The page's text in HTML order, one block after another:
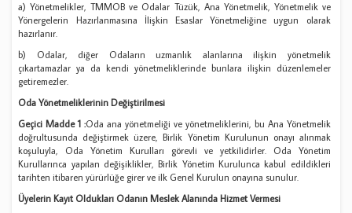
a) Yönetmelikler, TMMOB ve Odalar Tüzük, Ana Yönetmelik, Yönetmelik ve
Yönergelerin Hazırlanmasına İlişkin Esaslar Yönetmeliğine uygun olarak
hazırlanır.
b) Odalar, diğer Odaların uzmanlık alanlarına ilişkin yönetmelik
çıkartamazlar ya da kendi yönetmeliklerinde bunlara ilişkin düzenlemeler
getiremezler.
Oda Yönetmeliklerinin Değiştirilmesi
Geçici Madde 1 :Oda ana yönetmeliği ve yönetmeliklerini, bu Ana Yönetmelik
doğrultusunda değiştirmek üzere, Birlik Yönetim Kurulunun onayı alınmak
koşuluyla, Oda Yönetim Kurulları görevli ve yetkilidirler. Oda Yönetim
Kurullarınca yapılan değişiklikler, Birlik Yönetim Kurulunca kabul edildikleri
tarihten itibaren yürürlüğe girer ve ilk Genel Kurulun onayına sunulur.
Üyelerin Kayıt Oldukları Odanın Meslek Alanında Hizmet Vermesi